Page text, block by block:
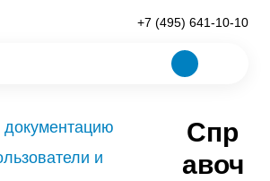
+7 (495) 641-10-10
и
Спр
авоч